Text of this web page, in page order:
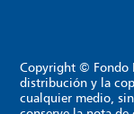
Copyright © Fondo
distribución y la
cualquier medio,